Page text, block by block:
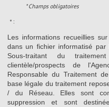
* Champs obligatoires
* :
Les informations recueillies
dans un fichier informatisé
Sous-traitant du
clientèle/prospects de
Responsable du Traitement
base légale du traitement
/ du Réseau. Elles sont
suppression et sont